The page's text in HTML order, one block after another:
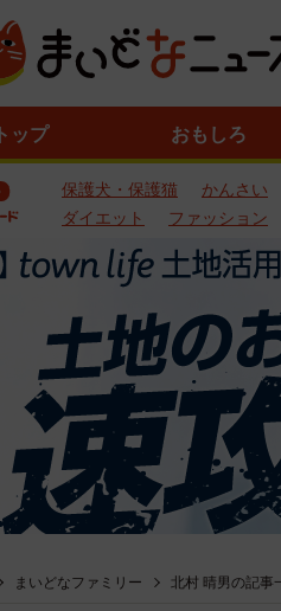
トップ おもしろ
保護犬・保護猫 かんさい
ダイエット
ファッション
まいどなファミリー 北村 晴男の記事